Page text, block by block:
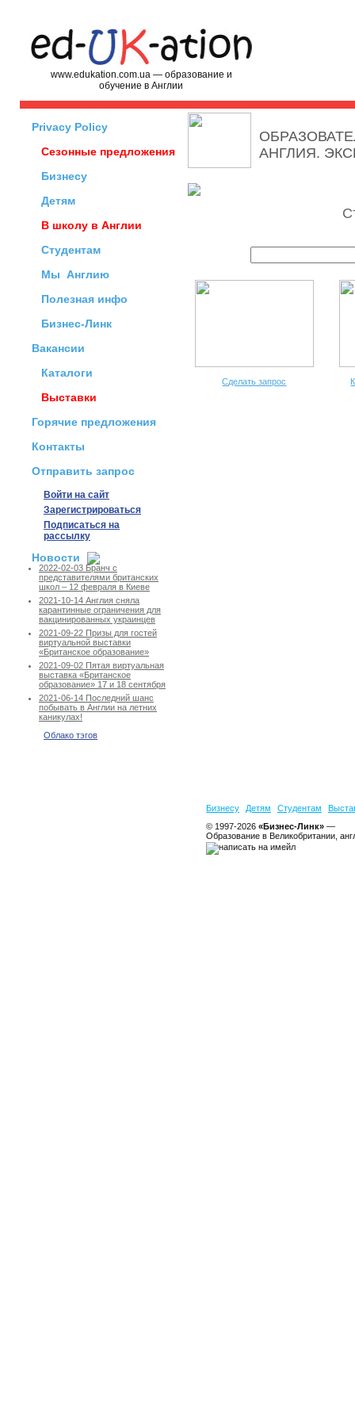
www.edukation.com.ua — образование и
обучение в Англии
Privacy Policy
Сезонные предложения
Бизнесу
Детям
В школу в Англии
Студентам
Мы Англию
Полезная инфо
Бизнес-Линк
Вакансии
Каталоги
Выставки
Горячие предложения
Контакты
Отправить запрос
Войти на сайт
Зарегистрироваться
Подписаться на
рассылку
Новости
2022-02-03 Бранч с
представителями британских
школ – 12 февраля в Киеве
2021-10-14 Англия сняла
карантинные ограничения для
вакцинированных украинцев
2021-09-22 Призы для гостей
виртуальной выставки
«Британское образование»
2021-09-02 Пятая виртуальная
выставка «Британское
образование» 17 и 18 сентября
2021-06-14 Последний шанс
побывать в Англии на летних
каникулах!
Облако тэгов
АНГЛИЯ.
Сделать запрос
Бизнесу Детям Студентам
© 1997-2026 «Бизнес-Линк» —
Образование в Великобритании,